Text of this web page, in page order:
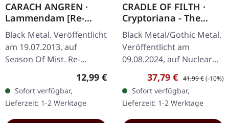
CARACH ANGREN ·
Lammendam [Re-
Release] | CD
Black Metal. Veröffentlicht
am 19.07.2013, auf
Season Of Mist. Re-
Release + 3 bonustracks
Es gibt nur wenige Bands
im Black-Metal-Kosmos,
die es…
Regulärer Preis:
12,99 €
Sofort verfügbar,
Lieferzeit: 1-2 Werktage
CRADLE OF FILTH ·
Cryptoriana - The
Seductiveness Of
Decay | GOLD 2LP
Black Metal/Gothic Metal.
Veröffentlicht am
09.08.2024, auf Nuclear
Blast Records.
Goldfarbenes Doppel-
Vinyl im Gatefold-Cover.
Das zwölfte…
Verkaufspreis:
37,79 € Regulärer Preis:
41,99 €(-10%)
Sofort verfügbar,
Lieferzeit: 1-2 Werktage